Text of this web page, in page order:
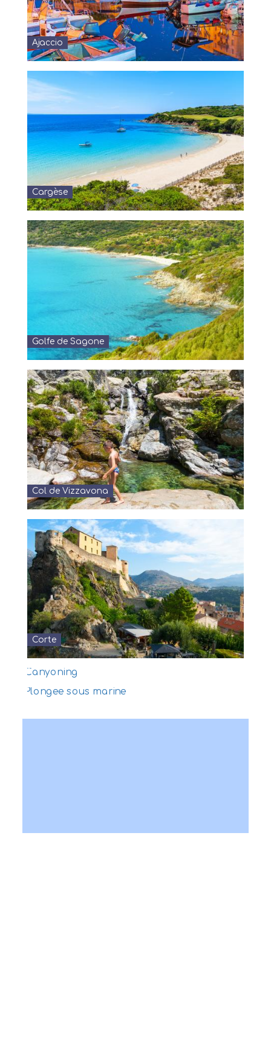
Ajaccio
Cargèse
Golfe de Sagone
Col de Vizzavona
Corte
Expédition nature
Découverte sous-marine